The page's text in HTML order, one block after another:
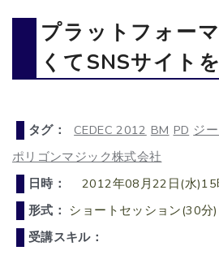
プラットフォー
くてSNSサイト
タグ： CEDEC 2012 BM PD ジ
ポリゴンマジック株式会社
日時：
2012年08月22日(水
形式： ショートセッション(30分)
受講スキル：